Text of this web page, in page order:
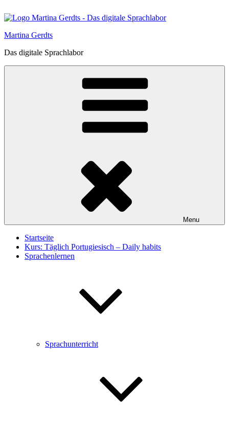
to
Martina Gerdts
Das digitale Sprachlabor
Menu
Startseite
Kurs: Täglich Portugiesisch – Daily habits
Sprachenlernen
Sprachunterricht